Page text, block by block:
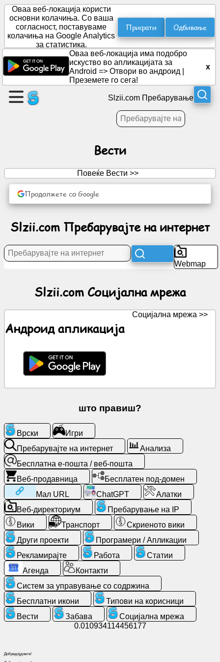
Направете
страница
Креирај
група
Социјална
мрежа
Бесплатна
е-
пошта
/
веб-
пошта
Анализа
Веб-
продавница
Програмери
/
Апликации
Оваа веб-локација користи
основни колачиња. Со ваша
согласност, поставуваме
колачиња на Google Analytics
за статистика.
Прифати Одбивање
Оваа веб-локација има подобро
искуство во апликацијата за
Android => Отвори во андроид
Преземете го сега!
x
Slzii.com Пребарување
Вести
Повеќе Вести >>
Продолжете со Google
Slzii.com Пребарувајте на интернет
Webmap
Slzii.com Социјална мрежа
Андроид апликација
Социјална мрежа >>
што правиш?
Врски
Игри
Пребарувајте на интернет
Анализа
Бесплатна е-пошта / веб-пошта
Веб-продавница
Бесплатен под-домен
Мал URL
ChatGPT
Алатки
Веб-директориум
Пребарување на IP
Вики
Транспорт
Скриеното вики
Други проекти
Програмери / Апликации
Рекламирајте
Работа
Статии
Агенда
Контакти
Систем за управување со содржина
Бесплатни икони
Типови на корисници
Вести
Забава
Социјална мрежа
0.010934114456177
Добредојдовте!